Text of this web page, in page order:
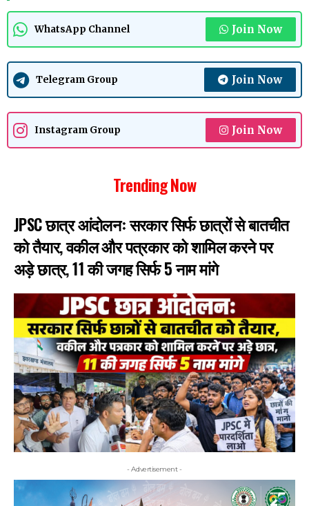
WhatsApp Channel Join Now
Telegram Group Join Now
Instagram Group Join Now
Trending Now
JPSC छात्र आंदोलनः सरकार सिर्फ छात्रों से बातचीत
को तैयार, वकील और पत्रकार को शामिल करने पर
अड़े छात्र, 11 की जगह सिर्फ 5 नाम मांगे
- Advertisement -